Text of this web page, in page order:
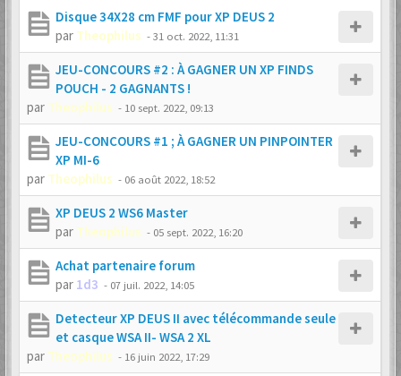
Disque 34X28 cm FMF pour XP DEUS 2
par Theophilus -31 oct. 2022, 11:31
JEU-CONCOURS #2 : À GAGNER UN XP FINDS
POUCH - 2 GAGNANTS !
par Theophilus - 10 sept. 2022, 09:13
JEU-CONCOURS #1 ; À GAGNER UN PINPOINTER
XP MI-6
par Theophilus - 06 août 2022, 18:52
XP DEUS 2 WS6 Master
par Theophilus - 05 sept. 2022, 16:20
Achat partenaire forum
par 1d3 - 07 juil. 2022, 14:05
Detecteur XP DEUS II avec télécommande seule
et casque WSA II- WSA 2 XL
par Theophilus - 16 juin 2022, 17:29